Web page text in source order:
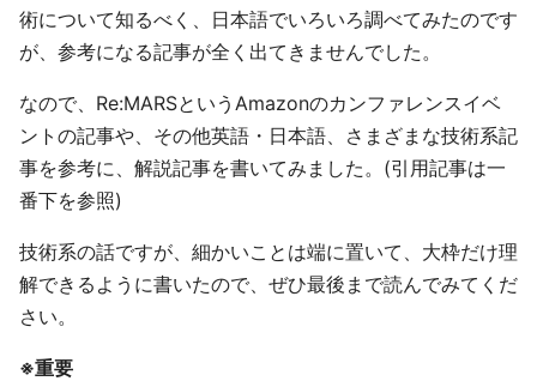
術について知るべく、日本語でいろいろ調べてみたのです
が、参考になる記事が全く出てきませんでした。
なので、Re:MARSというAmazonのカンファレンスイベ
ントの記事や、その他英語・日本語、さまざまな技術系記
事を参考に、解説記事を書いてみました。(引用記事は一
番下を参照)
技術系の話ですが、細かいことは端に置いて、大枠だけ理
解できるように書いたので、ぜひ最後まで読んでみてくだ
さい。
※重要